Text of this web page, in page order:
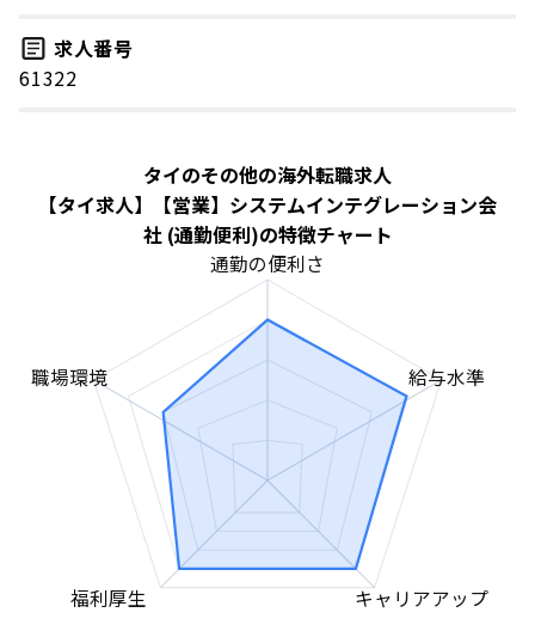
求人番号
61322
タイのその他の海外転職求人
【タイ求人】【営業】システムインテグレーション会
社 (通勤便利)の特徴チャート
通勤の便利さ
給与水準
キャリアアップ
福利厚生
職場環境